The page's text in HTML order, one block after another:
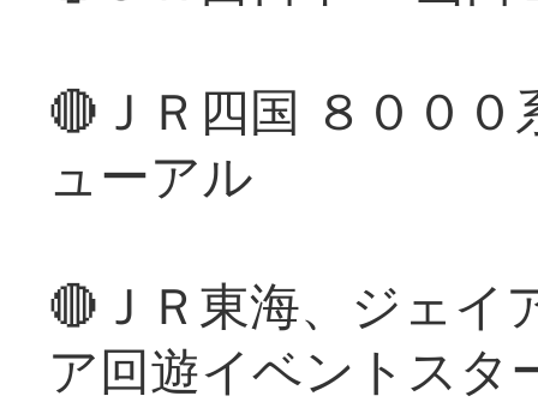
🔴ＪＲ四国 ８００
ューアル
🔴ＪＲ東海、ジェイ
ア回遊イベントスタ